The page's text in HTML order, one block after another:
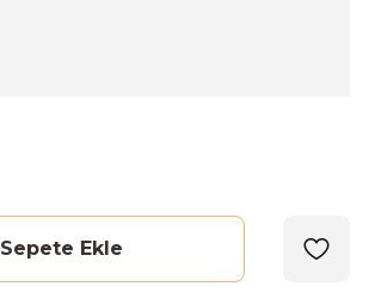
Sepete Ekle